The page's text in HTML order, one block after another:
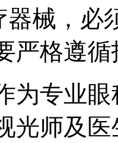
械，必
严格遵
为专业
光师及